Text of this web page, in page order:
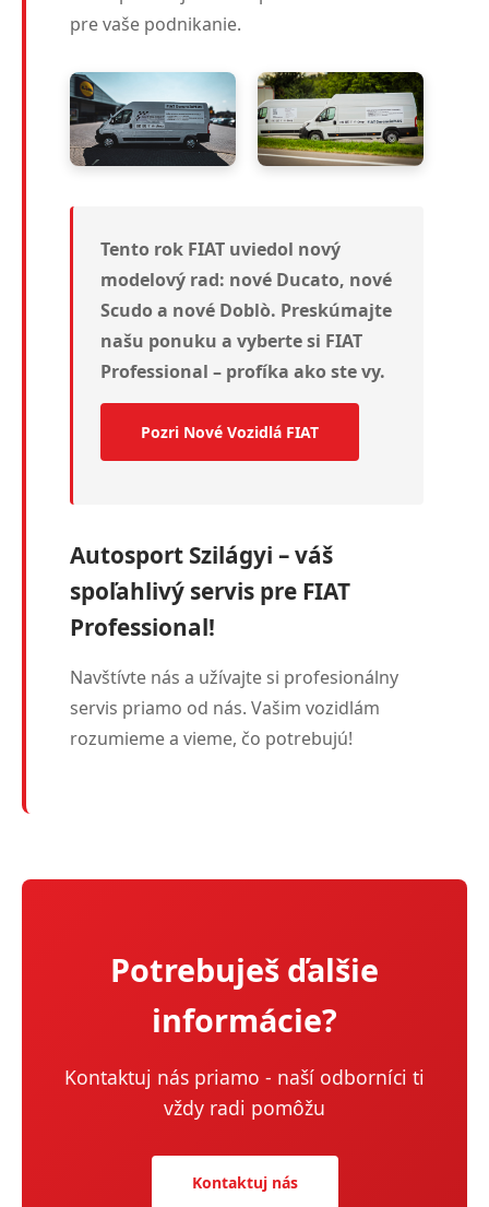
pre vaše podnikanie.
Tento rok FIAT uviedol nový
modelový rad: nové Ducato, nové
Scudo a nové Doblò. Preskúmajte
našu ponuku a vyberte si FIAT
Professional – profíka ako ste vy.
Pozri Nové Vozidlá FIAT
Autosport Szilágyi – váš
spoľahlivý servis pre FIAT
Professional!
Navštívte nás a užívajte si profesionálny
servis priamo od nás. Vašim vozidlám
rozumieme a vieme, čo potrebujú!
Potrebuješ ďalšie
informácie?
Kontaktuj nás priamo - naší odborníci ti
vždy radi pomôžu
Kontaktuj nás